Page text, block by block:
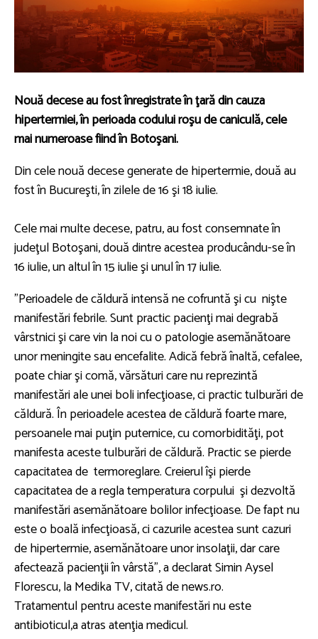
Nouă decese au fost înregistrate în ţară din cauza
hipertermiei, în perioada codului roşu de caniculă, cele
mai numeroase fiind în Botoşani.
Din cele nouă decese generate de hipertermie, două au
fost în Bucureşti, în zilele de 16 şi 18 iulie.
Cele mai multe decese, patru, au fost consemnate în
judeţul Botoşani, două dintre acestea producându-se în
16 iulie, un altul în 15 iulie şi unul în 17 iulie.
”Perioadele de căldură intensă ne cofruntă şi cu nişte
manifestări febrile. Sunt practic pacienţi mai degrabă
vârstnici şi care vin la noi cu o patologie asemănătoare
unor meningite sau encefalite. Adică febră înaltă, cefalee,
poate chiar şi comă, vărsături care nu reprezintă
manifestări ale unei boli infecţioase, ci practic tulburări de
căldură. În perioadele acestea de căldură foarte mare,
persoanele mai puţin puternice, cu comorbidităţi, pot
manifesta aceste tulburări de căldură. Practic se pierde
capacitatea de termoreglare. Creierul îşi pierde
capacitatea de a regla temperatura corpului şi dezvoltă
manifestări asemănătoare bolilor infecţioase. De fapt nu
este o boală infecţioasă, ci cazurile acestea sunt cazuri
de hipertermie, asemănătoare unor insolaţii, dar care
afectează pacienţii în vârstă”, a declarat Simin Aysel
Florescu, la Medika TV, citată de news.ro.
Tratamentul pentru aceste manifestări nu este
antibioticul,a atras atenţia medicul.